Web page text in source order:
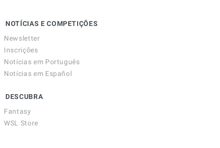
NOTÍCIAS E COMPETIÇÕES
Newsletter
Inscrições
Notícias em Português
Notícias em Español
DESCUBRA
Fantasy
WSL Store